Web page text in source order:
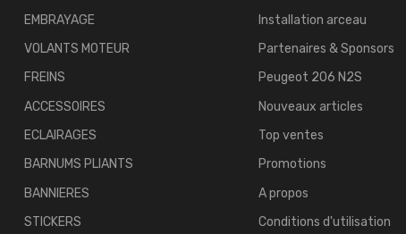
EMBRAYAGE
VOLANTS MOTEUR
FREINS
ACCESSOIRES
ECLAIRAGES
BARNUMS PLIANTS
BANNIERES
STICKERS
Installation arceau
Partenaires & Sponsors
Peugeot 206 N2S
Nouveaux articles
Top ventes
Promotions
A propos
Conditions d'utilisation